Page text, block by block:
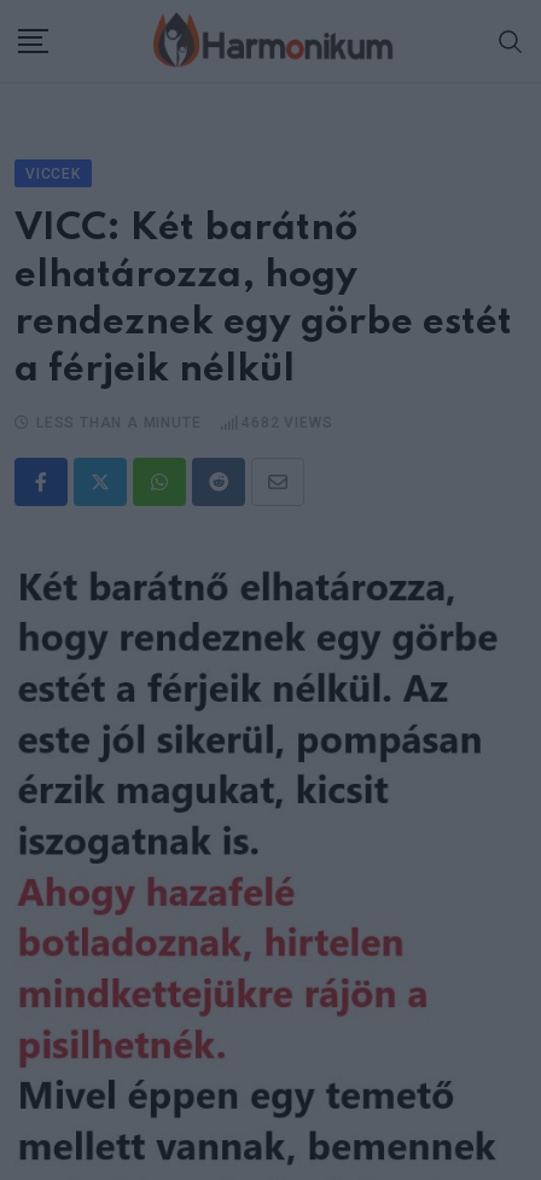
VICCEK
VICC: Két barátnő
elhatározza, hogy
rendeznek egy görbe estét
a férjeik nélkül
WhatsappRedditShare